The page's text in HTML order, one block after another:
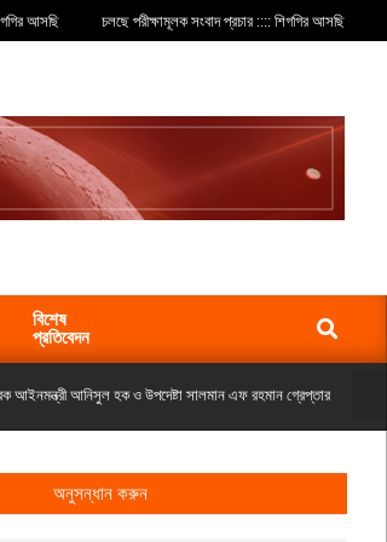
আসছি চলছে পরীক্ষামূলক সংবাদ প্রচার :::: শিগগির আসছি
বিশেষ
প্রতিবেদন
Search
আইনমন্ত্রী আনিসুল হক ও উপদেষ্টা সালমান এফ রহমান গ্রেপ্তার
অনুসন্ধান করুন